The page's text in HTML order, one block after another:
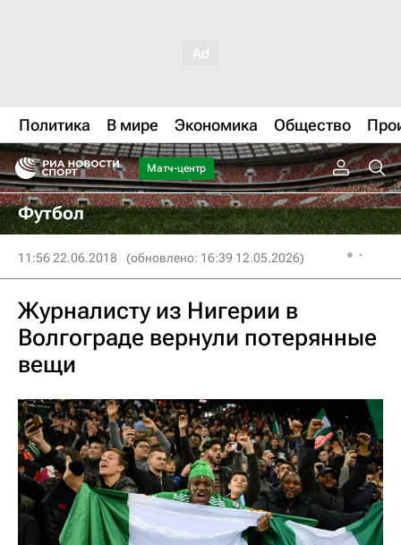
Политика В мире Экономика Общество
Матч-центр
Футбол
11:56 22.06.2018 (обновлено: 16:39 12.05.2026)
Журналисту из Нигерии в
Волгограде вернули потерянные
вещи